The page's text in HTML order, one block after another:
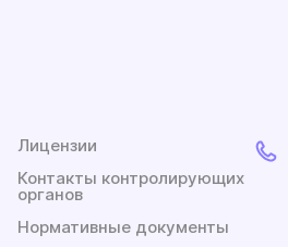
Лицензии
Контакты контролирующих
органов
Нормативные документы